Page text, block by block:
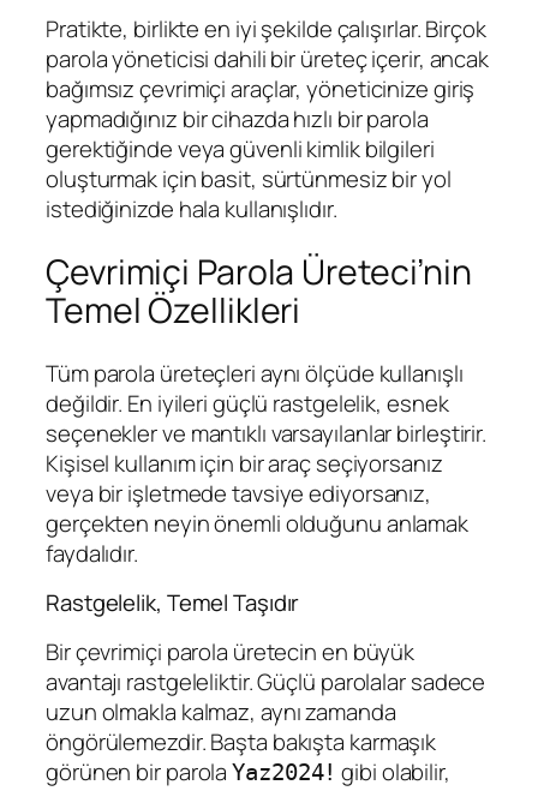
Pratikte, birlikte en iyi şekilde çalışırlar. Birçok
parola yöneticisi dahili bir üreteç içerir, ancak
bağımsız çevrimiçi araçlar, yöneticinize giriş
yapmadığınız bir cihazda hızlı bir parola
gerektiğinde veya güvenli kimlik bilgileri
oluşturmak için basit, sürtünmesiz bir yol
istediğinizde hala kullanışlıdır.
Çevrimiçi Parola Üreteci’nin
Temel Özellikleri
Tüm parola üreteçleri aynı ölçüde kullanışlı
değildir. En iyileri güçlü rastgelelik, esnek
seçenekler ve mantıklı varsayılanlar birleştirir.
Kişisel kullanım için bir araç seçiyorsanız
veya bir işletmede tavsiye ediyorsanız,
gerçekten neyin önemli olduğunu anlamak
faydalıdır.
Rastgelelik, Temel Taşıdır
Bir çevrimiçi parola üretecin en büyük
avantajı rastgeleliktir. Güçlü parolalar sadece
uzun olmakla kalmaz, aynı zamanda
öngörülemezdir. Başta bakışta karmaşık
görünen bir parolaYaz2024! gibi olabilir,